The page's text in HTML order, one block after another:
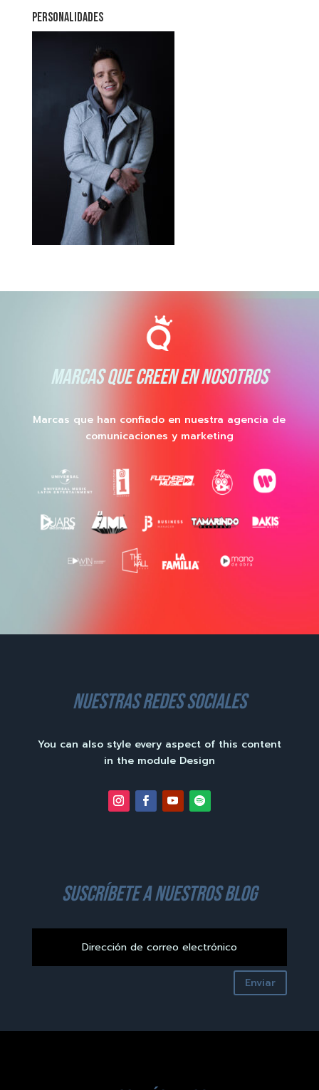
PERSONALIDADES
MARCAS QUE CREEN EN NOSOTROS
Marcas que han confiado en nuestra agencia de
comunicaciones y marketing
nuestras redes sociales
You can also style every aspect of this content
in the module Design
suscríbete a nuestros blog
Enviar